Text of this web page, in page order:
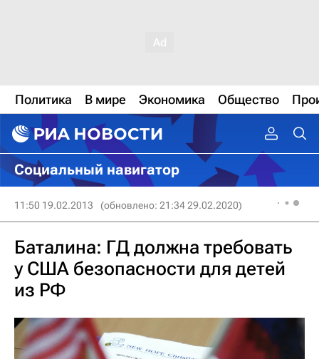
Политика В мире Экономика Общество
Социальный навигатор
11:50 19.02.2013 (обновлено: 21:34 29.02.2020)
Баталина: ГД должна требовать
у США безопасности для детей
из РФ